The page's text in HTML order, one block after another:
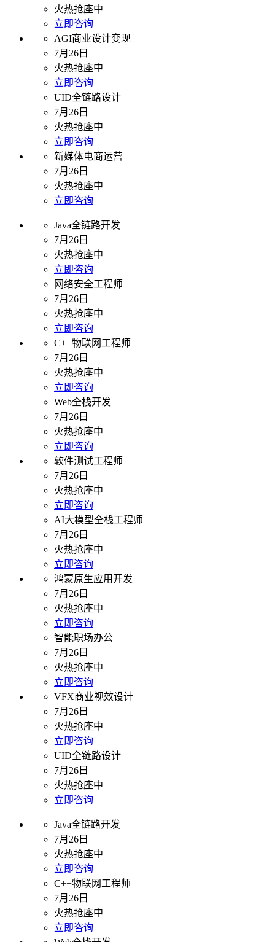
火热抢座中
立即咨询
AGI商业设计变现
7月26日
火热抢座中
立即咨询
UID全链路设计
7月26日
火热抢座中
立即咨询
新媒体电商运营
7月26日
火热抢座中
立即咨询
Java全链路开发
7月26日
火热抢座中
立即咨询
网络安全工程师
7月26日
火热抢座中
立即咨询
C++物联网工程师
7月26日
火热抢座中
立即咨询
Web全栈开发
7月26日
火热抢座中
立即咨询
软件测试工程师
7月26日
火热抢座中
立即咨询
AI大模型全栈工程师
7月26日
火热抢座中
立即咨询
鸿蒙原生应用开发
7月26日
火热抢座中
立即咨询
智能职场办公
7月26日
火热抢座中
立即咨询
VFX商业视效设计
7月26日
火热抢座中
立即咨询
UID全链路设计
7月26日
火热抢座中
立即咨询
Java全链路开发
7月26日
火热抢座中
立即咨询
C++物联网工程师
7月26日
火热抢座中
立即咨询